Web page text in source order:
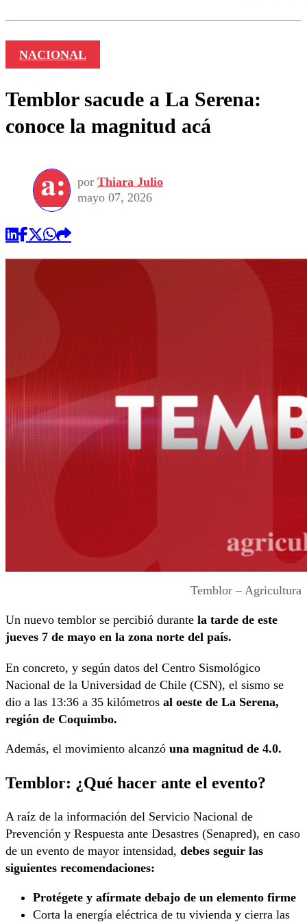
NACIONAL
Temblor sacude a La Serena:
conoce la magnitud acá
por Thiara Julio
mayo 07, 2026
Temblor – Agricultura
Un nuevo temblor se percibió durante la tarde de este
jueves 7 de mayo en la zona norte del país.
En concreto, y según datos del Centro Sismológico
Nacional de la Universidad de Chile (CSN), el sismo se
dio a las 13:36 a 35 kilómetros al oeste de La Serena,
región de Coquimbo.
Además, el movimiento alcanzó una magnitud de 4.0.
Temblor: ¿Qué hacer ante el evento?
A raíz de la información del Servicio Nacional de
Prevención y Respuesta ante Desastres (Senapred), en caso
de un evento de mayor intensidad, debes seguir las
siguientes recomendaciones:
Protégete y afírmate debajo de un elemento firme
Corta la energía eléctrica de tu vivienda y cierra las